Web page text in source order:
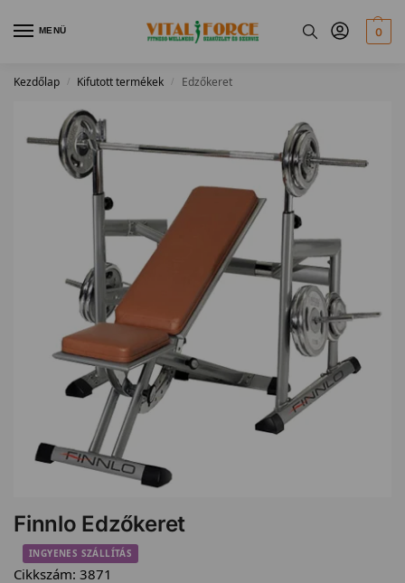
MENÜ 0
Kezdőlap / Kifutott termékek / Edzőkeret
Finnlo Edzőkeret
INGYENES SZÁLLÍTÁS
Cikkszám: 3871